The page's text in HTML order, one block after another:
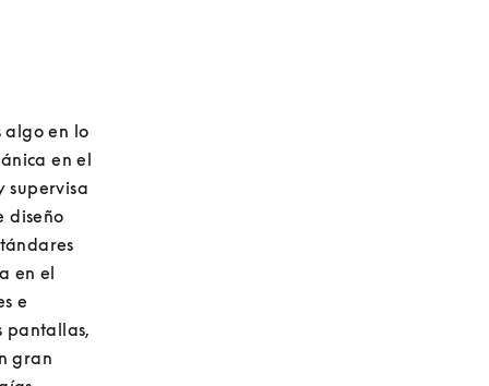
algo en lo
en el
supervisa
diseño
en el
e
pantallas,
gran